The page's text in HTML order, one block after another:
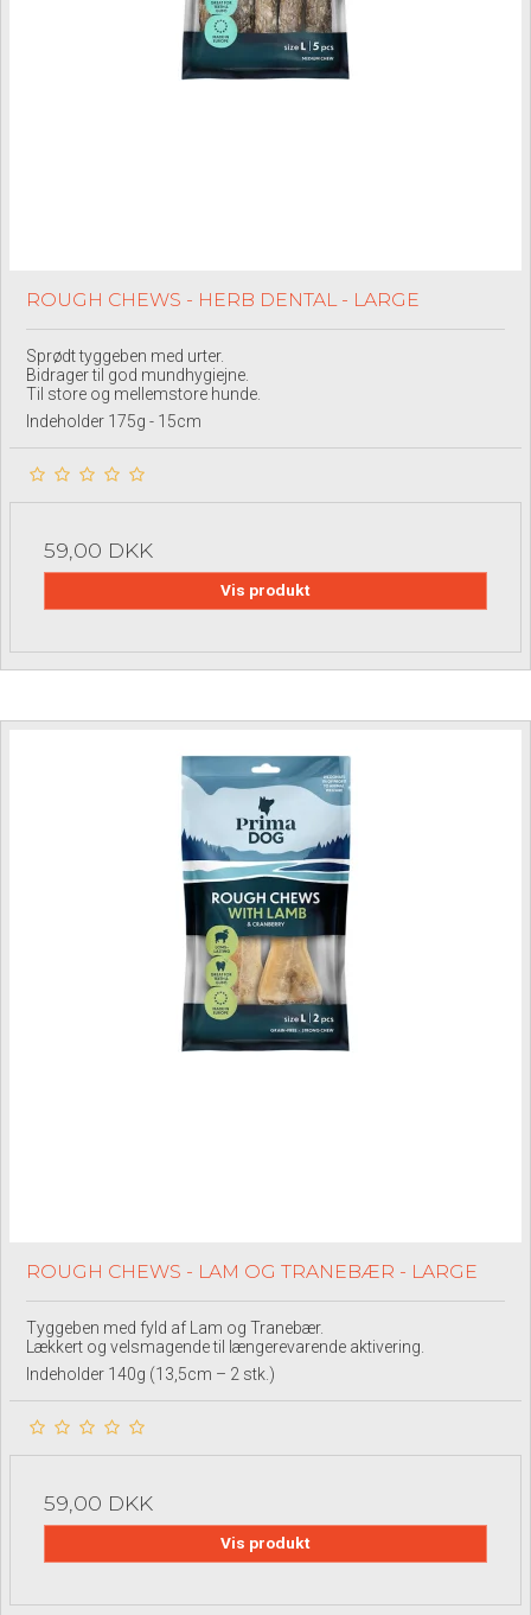
ROUGH CHEWS - HERB DENTAL - LARGE
Sprødt tyggeben med urter.
Bidrager til god mundhygiejne.
Til store og mellemstore hunde.
Indeholder 175g - 15cm
59,00 DKK
Vis produkt
ROUGH CHEWS - LAM OG TRANEBÆR - LARGE
Tyggeben med fyld af Lam og Tranebær.
Lækkert og velsmagende til længerevarende aktivering.
Indeholder 140g (13,5cm – 2 stk.)
59,00 DKK
Vis produkt